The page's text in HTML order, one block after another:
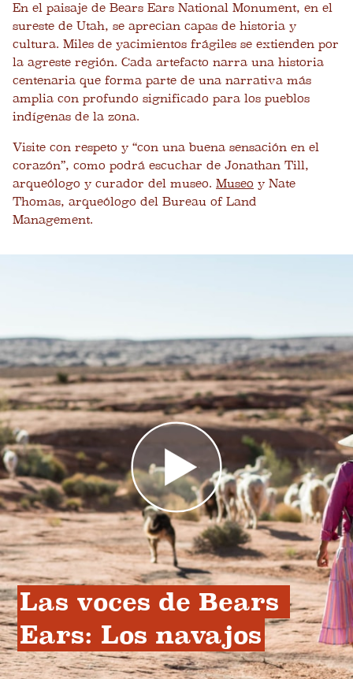
En el paisaje de Bears Ears National Monument, en el
sureste de Utah, se aprecian capas de historia y
cultura. Miles de yacimientos frágiles se extienden por
la agreste región. Cada artefacto narra una historia
centenaria que forma parte de una narrativa más
amplia con profundo significado para los pueblos
indígenas de la zona.
Visite con respeto y “con una buena sensación en el
corazón”, como podrá escuchar de Jonathan Till,
arqueólogo y curador del museo. Museo y Nate
Thomas, arqueólogo del Bureau of Land
Management.
Las voces de Bears
Ears: Los navajos